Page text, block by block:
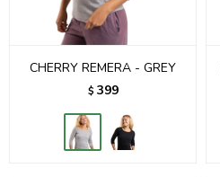
CHERRY REMERA - GREY
$ 399